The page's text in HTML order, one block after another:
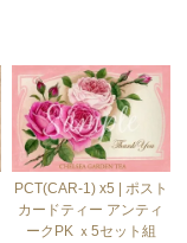
PCT(CAR-1) x5 | ポスト
カードティー アンティ
ークPK ｘ5セット組